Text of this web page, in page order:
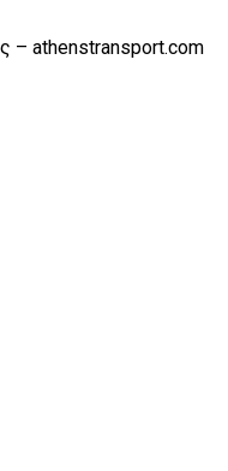
– athenstransport.com